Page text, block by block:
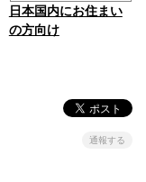
日本国内にお住まい
の方向け
通報する